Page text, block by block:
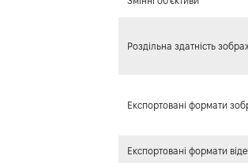
Роздільна здатність
Експортовані формати
Експортовані формати